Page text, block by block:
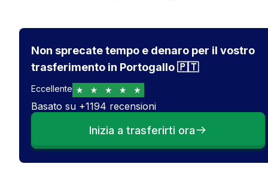
Non sprecate tempo e denaro per il vostro
trasferimento in Portogallo 🇵🇹
Eccellente
Basato su +1194 recensioni
Inizia a trasferirti ora